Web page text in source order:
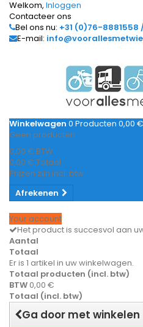
Welkom, Inloggen
Contacteer ons
Bel ons nu: +31 (0)76-
E-mail:
Winkelwagen 0 Producten 0,00 €
Geen producten
0,00 € BTW
0,00 € Totaal
Prijzen zijn incl. btw
Afrekenen
Your account
Het product is succesvol aan
Aantal
Totaal
Er is 1 artikel in uw winkelwagen.
Totaal producten (incl. btw)
BTW 0,00 €
Totaal (incl. btw)
Ga door met winkelen